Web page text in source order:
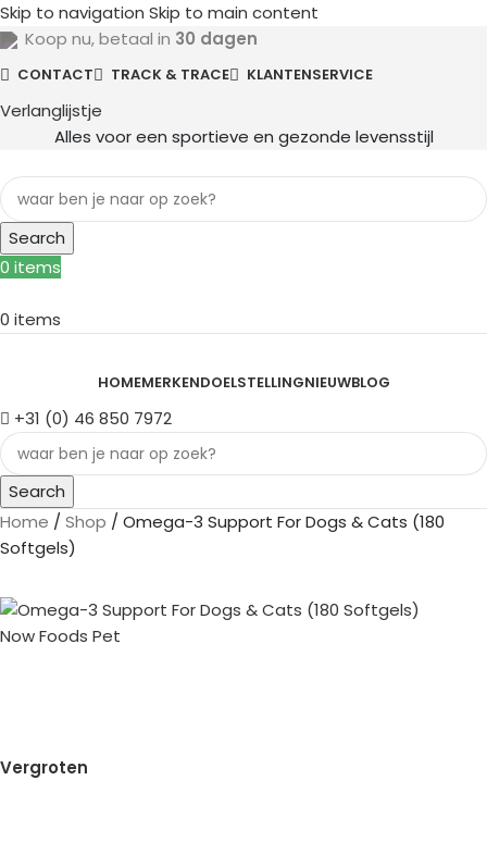
Skip to navigation Skip to main content
Koop nu, betaal in 30 dagen
CONTACT TRACK & TRACE KLANTENSERVICE
Verlanglijstje
Alles voor een sportieve en gezonde levensstijl
Search
0 items
0 items
HOMEMERKENDOELSTELLINGNIEUWBLOG
+31 (0) 46 850 7972
Search
Home / Shop / Omega-3 Support For Dogs & Cats (180
Softgels)
Vergroten